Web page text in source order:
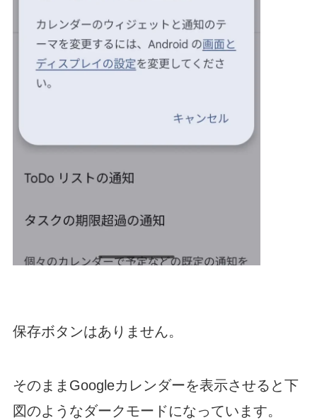
保存ボタンはありません。
そのままGoogleカレンダーを表示させると下
図のようなダークモードになっています。